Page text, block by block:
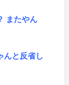
またやん
んと反省し